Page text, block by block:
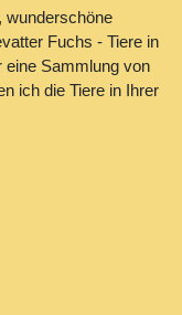
wunderschöne
Fuchs - Tiere in
eine Sammlung von
ich die Tiere in Ihrer